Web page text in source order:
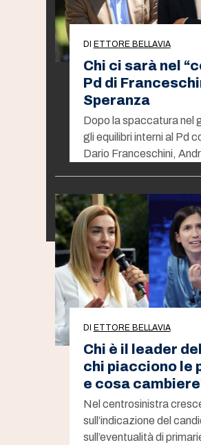
DI ETTORE BELLAVIA
Chi ci sarà nel
Pd di
Speranza
Dopo la spaccatura nel
gli equilibri interni al Pd
Dario Franceschini,
DI ETTORE BELLAVIA
Chi è il leader
chi piacciono le
e cosa
Nel centrosinistra
sull’indicazione del
sull’eventualità di